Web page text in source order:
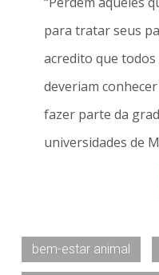
para tratar seus
acredito que
deveriam
fazer parte da
universidades de
bem-estar animal